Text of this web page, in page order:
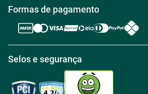
Trabalhe conosco
Central de atendimento
Política de Reembolso
Política de Entrega
Política de Privacidade
Regras de Desconto
Regulamento Aniversário Premiado
Formas de pagamento
Selos e segurança